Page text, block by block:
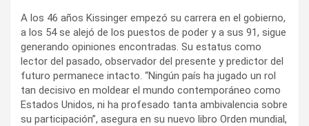
A los 46 años Kissinger empezó su carrera en el gobierno,
a los 54 se alejó de los puestos de poder y a sus 91, sigue
generando opiniones encontradas. Su estatus como
lector del pasado, observador del presente y predictor del
futuro permanece intacto. “Ningún país ha jugado un rol
tan decisivo en moldear el mundo contemporáneo como
Estados Unidos, ni ha profesado tanta ambivalencia sobre
su participación”, asegura en su nuevo libro Orden mundial,